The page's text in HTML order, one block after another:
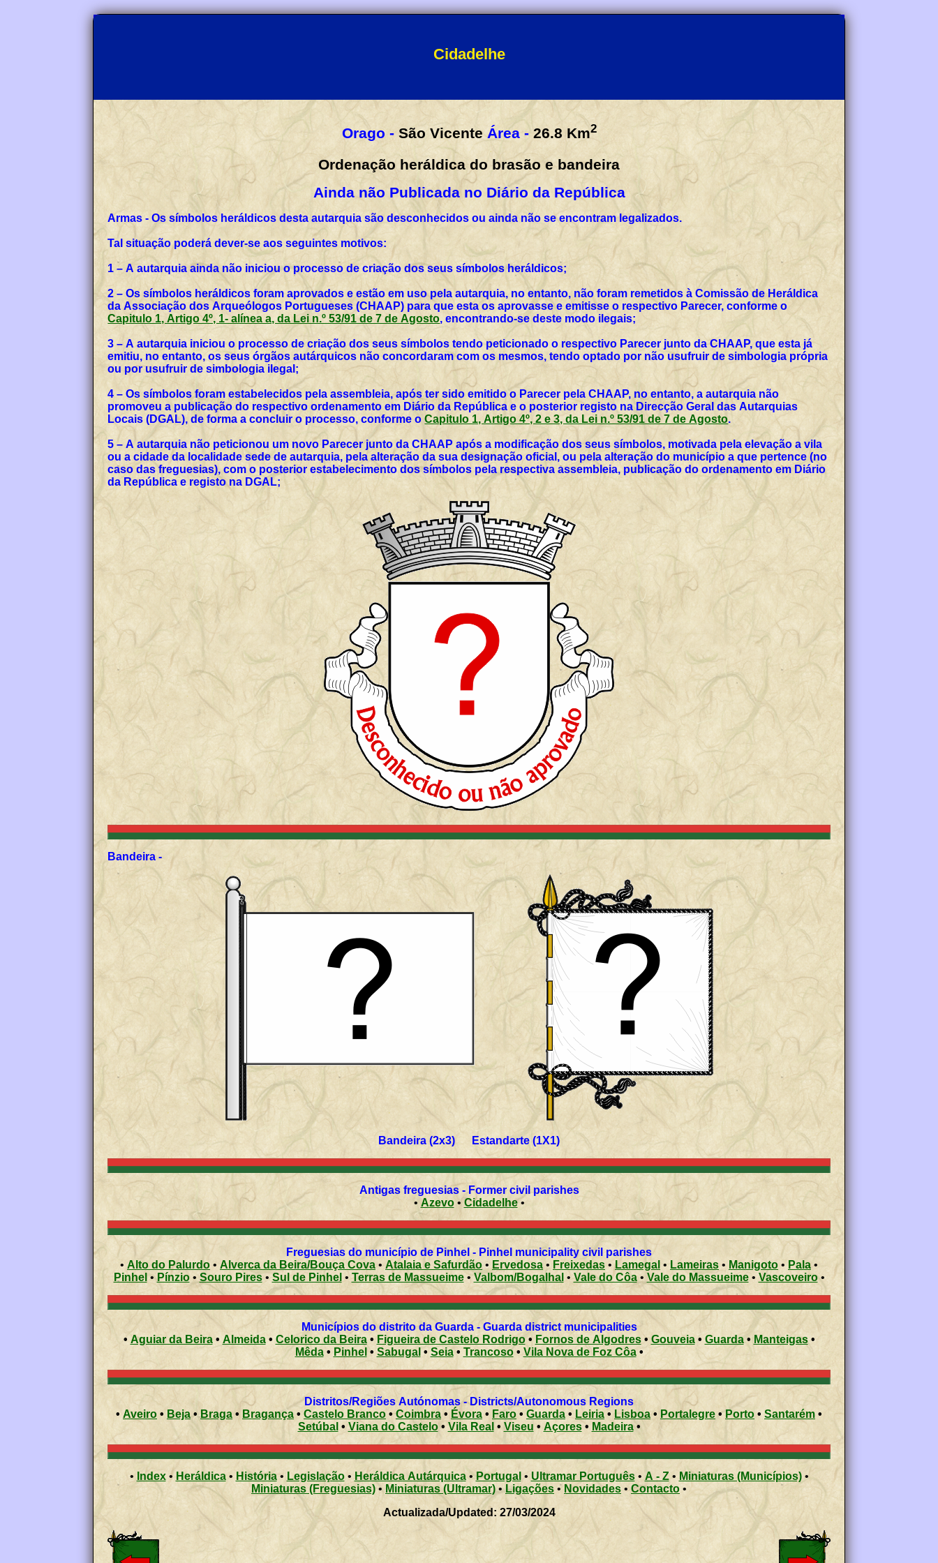
Cidadelhe
Orago - São VicenteÁrea - 26.8 Km2
Ordenação heráldica do brasão e bandeira
Ainda não Publicada no Diário da República
Armas - Os símbolos heráldicos desta autarquia são desconhecidos ou ainda não se encontram legalizados.
Tal situação poderá dever-se aos seguintes motivos:
1 – A autarquia ainda não iniciou o processo de criação dos seus símbolos heráldicos;
2 – Os símbolos heráldicos foram aprovados e estão em uso pela autarquia, no entanto, não foram remetidos à Comissão de Heráldica
da Associação dos Arqueólogos Portugueses (CHAAP) para que esta os aprovasse e emitisse o respectivo Parecer, conforme o
Capitulo 1, Artigo 4º, 1- alínea a, da Lei n.º 53/91 de 7 de Agosto, encontrando-se deste modo ilegais;
3 – A autarquia iniciou o processo de criação dos seus símbolos tendo peticionado o respectivo Parecer junto da CHAAP, que esta já
emitiu, no entanto, os seus órgãos autárquicos não concordaram com os mesmos, tendo optado por não usufruir de simbologia própria
ou por usufruir de simbologia ilegal;
4 – Os símbolos foram estabelecidos pela assembleia, após ter sido emitido o Parecer pela CHAAP, no entanto, a autarquia não
promoveu a publicação do respectivo ordenamento em Diário da República e o posterior registo na Direcção Geral das Autarquias
Locais (DGAL), de forma a concluir o processo, conforme oCapitulo 1, Artigo 4º, 2 e 3, da Lei n.º 53/91 de 7 de Agosto.
5 – A autarquia não peticionou um novo Parecer junto da CHAAP após a modificação dos seus símbolos, motivada pela elevação a vila
ou a cidade da localidade sede de autarquia, pela alteração da sua designação oficial, ou pela alteração do município a que pertence (no
caso das freguesias), com o posterior estabelecimento dos símbolos pela respectiva assembleia, publicação do ordenamento em Diário
da República e registo na DGAL;
Bandeira -
Bandeira (2x3) Estandarte (1X1)
Antigas freguesias - Former civil parishes
• Azevo• Cidadelhe•
Freguesias do município de Pinhel - Pinhel municipality civil parishes
• Alto do Palurdo • Alverca da Beira/Bouça Cova • Atalaia e Safurdão • Ervedosa • Freixedas •Lamegal • Lameiras • Manigoto • Pala •
Pinhel •Pínzio•Souro Pires •Sul de Pinhel •Terras de Massueime•Valbom/Bogalhal •Vale do Côa • Vale do Massueime• Vascoveiro•
Municípios do distrito da Guarda - Guarda district municipalities
• Aguiar da Beira• Almeida• Celorico da Beira• Figueira de Castelo Rodrigo• Fornos de Algodres• Gouveia• Guarda• Manteigas•
Mêda• Pinhel • Sabugal•Seia• Trancoso• Vila Nova de Foz Côa•
Distritos/Regiões Autónomas - Districts/Autonomous Regions
• Aveiro • Beja •Braga • Bragança • Castelo Branco •Coimbra • Évora • Faro • Guarda • Leiria • Lisboa• Portalegre • Porto • Santarém •
Setúbal • Viana do Castelo• Vila Real • Viseu • Açores • Madeira •
• Index• Heráldica• História • Legislação • Heráldica Autárquica• Portugal • Ultramar Português• A - Z• Miniaturas (Municípios)•
Miniaturas (Freguesias)• Miniaturas (Ultramar)• Ligações • Novidades •Contacto •
Actualizada/Updated: 27/03/2024